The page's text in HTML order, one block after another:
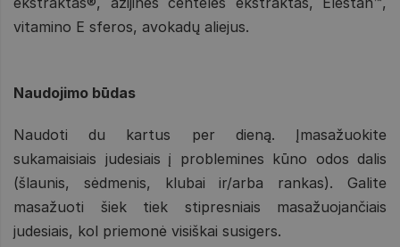
vitamino E sferos, avokadų aliejus.
Naudojimo būdas
Naudoti du kartus per dieną. Įmasažuokite
sukamaisiais judesiais į problemines kūno odos dalis
(šlaunis, sėdmenis, klubai ir/arba rankas). Galite
masažuoti šiek tiek stipresniais masažuojančiais
judesiais, kol priemonė visiškai susigers.